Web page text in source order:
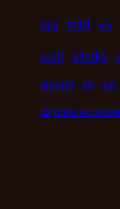
mig mint mir
stolf studio
xiaomi xn xxi
скупка